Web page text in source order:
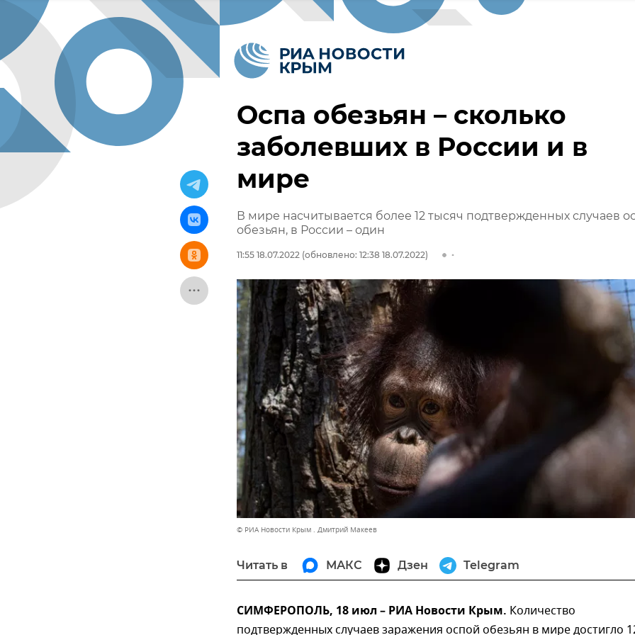
Оспа обезьян – сколько
заболевших в России и в
мире
В мире насчитывается более 12 тысяч подтвержденных случаев
обезьян, в России – один
11:55 18.07.2022 (обновлено: 12:38 18.07.2022)
© РИА Новости Крым . Дмитрий Макеев
Читать в МАКС Дзен Telegram
СИМФЕРОПОЛЬ, 18 июл – РИА Новости Крым. Количество
подтвержденных случаев заражения оспой обезьян в мире достигло